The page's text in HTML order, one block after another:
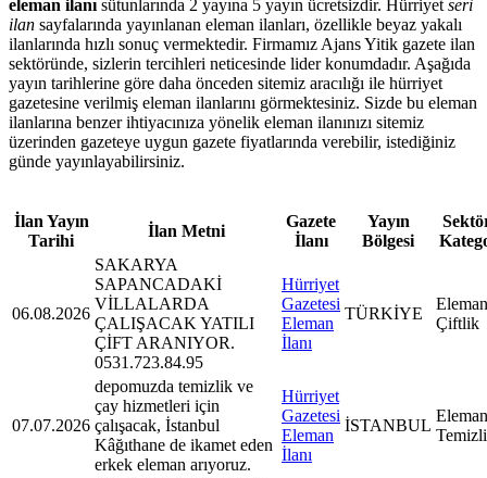
eleman ilanı sütunlarında 2 yayına 5 yayın ücretsizdir. Hürriyet seri
ilan sayfalarında yayınlanan eleman ilanları, özellikle beyaz yakalı
ilanlarında hızlı sonuç vermektedir. Firmamız Ajans Yitik gazete ilan
sektöründe, sizlerin tercihleri neticesinde lider konumdadır. Aşağıda
yayın tarihlerine göre daha önceden sitemiz aracılığı ile hürriyet
gazetesine verilmiş eleman ilanlarını görmektesiniz. Sizde bu eleman
ilanlarına benzer ihtiyacınıza yönelik eleman ilanınızı sitemiz
üzerinden gazeteye uygun gazete fiyatlarında verebilir, istediğiniz
günde yayınlayabilirsiniz.
İlan Yayın
Tarihi
İlan Metni
Gazete
İlanı
Yayın
Bölgesi
06.08.2026
SAKARYA
SAPANCADAKİ
VİLLALARDA
ÇALIŞACAK YATILI
ÇİFT ARANIYOR.
0531.723.84.95
Hürriyet
Gazetesi
Eleman
İlanı
TÜRKİYE
Çiftlik
07.07.2026
depomuzda temizlik ve
çay hizmetleri için
çalışacak, İstanbul
Kâğıthane de ikamet eden
erkek eleman arıyoruz.
Hürriyet
Gazetesi
Eleman
İlanı
İSTANBUL